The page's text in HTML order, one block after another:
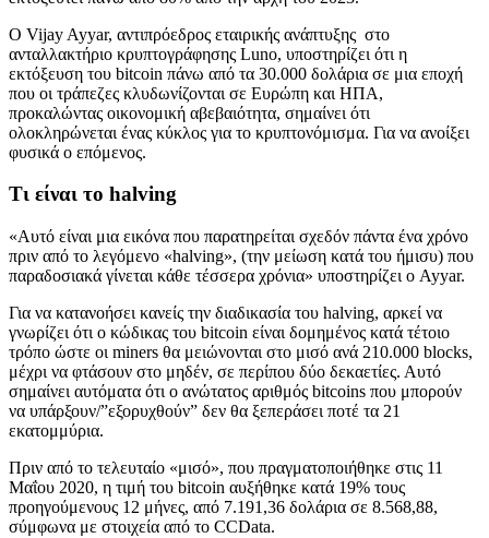
Ο Vijay Ayyar, αντιπρόεδρος εταιρικής ανάπτυξης στο
ανταλλακτήριο κρυπτογράφησης Luno, υποστηρίζει ότι η
εκτόξευση του bitcoin πάνω από τα 30.000 δολάρια σε μια εποχή
που οι τράπεζες κλυδωνίζονται σε Ευρώπη και ΗΠΑ,
προκαλώντας οικονομική αβεβαιότητα, σημαίνει ότι
ολοκληρώνεται ένας κύκλος για το κρυπτονόμισμα. Για να ανοίξει
φυσικά ο επόμενος.
Τι είναι το halving
«Αυτό είναι μια εικόνα που παρατηρείται σχεδόν πάντα ένα χρόνο
πριν από το λεγόμενο «halving», (την μείωση κατά του ήμισυ) που
παραδοσιακά γίνεται κάθε τέσσερα χρόνια» υποστηρίζει ο Ayyar.
Για να κατανοήσει κανείς την διαδικασία του halving, αρκεί να
γνωρίζει ότι ο κώδικας του bitcoin είναι δομημένος κατά τέτοιο
τρόπο ώστε οι miners θα μειώνονται στο μισό ανά 210.000 blocks,
μέχρι να φτάσουν στο μηδέν, σε περίπου δύο δεκαετίες. Αυτό
σημαίνει αυτόματα ότι ο ανώτατος αριθμός bitcoins που μπορούν
να υπάρξουν/”εξορυχθούν” δεν θα ξεπεράσει ποτέ τα 21
εκατομμύρια.
Πριν από το τελευταίο «μισό», που πραγματοποιήθηκε στις 11
Μαΐου 2020, η τιμή του bitcoin αυξήθηκε κατά 19% τους
προηγούμενους 12 μήνες, από 7.191,36 δολάρια σε 8.568,88,
σύμφωνα με στοιχεία από το CCData.